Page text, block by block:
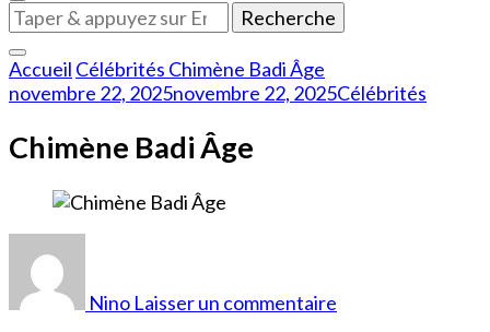
Vous
recherchiez
quelque
chose
?
Accueil Célébrités Chimène Badi Âge
novembre 22, 2025novembre 22, 2025Célébrités
Chimène Badi Âge
Nino Laisser un commentaire
Âge